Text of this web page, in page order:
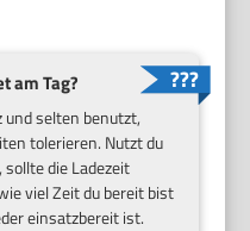
am Tag?
und selten benutzt,
tolerieren. Nutzt du
die Ladezeit
viel Zeit du bereit bist
einsatzbereit ist.